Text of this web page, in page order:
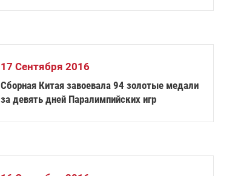
17 Сентября 2016
Сборная Китая завоевала 94 золотые медали
за девять дней Паралимпийских игр